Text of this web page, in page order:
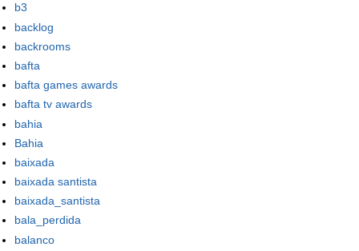
b3
backlog
backrooms
bafta
bafta games awards
bafta tv awards
bahia
Bahia
baixada
baixada santista
baixada_santista
bala_perdida
balanco